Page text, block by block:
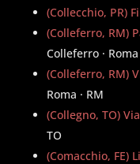
(Collecchio, PR)
(Colleferro, RM)
Colleferro · Roma
(Colleferro, RM)
Roma · RM
(Collegno, TO)
TO
(Comacchio, FE)